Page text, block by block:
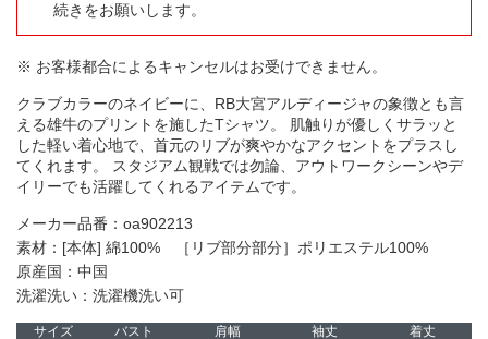
続きをお願いします。
※ お客様都合によるキャンセルはお受けできません。
クラブカラーのネイビーに、RB大宮アルディージャの象徴とも言
える雄牛のプリントを施したTシャツ。 肌触りが優しくサラッと
した軽い着心地で、首元のリブが爽やかなアクセントをプラスし
てくれます。 スタジアム観戦では勿論、アウトワークシーンやデ
イリーでも活躍してくれるアイテムです。
メーカー品番：oa902213
素材：[本体] 綿100% ［リブ部分部分］ポリエステル100%
原産国：中国
洗濯洗い：洗濯機洗い可
サイズ バスト 肩幅 袖丈 着丈